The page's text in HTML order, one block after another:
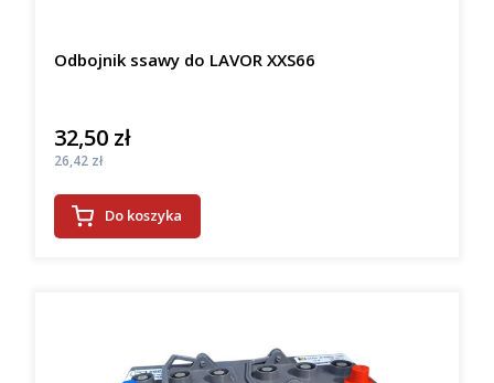
Odbojnik ssawy do LAVOR XXS66
Cena
32,50 zł
Cena
26,42 zł
Do koszyka